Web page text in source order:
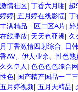
激情社区| 丁香六月啪| 超
婷婷| 五月婷在线影院| 丁
丰满精品一区二区A片| 婷
在线播放| 天天色亚洲| 久
月丁香激情四射综合| 日
香AV、伊人业余、性色熟
久久伊人 | 色色色色综合网
性色| 国产精产国品一二
五月婷视频| 五月天精品|